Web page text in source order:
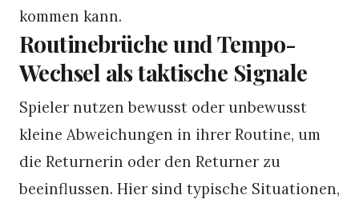
kommen kann.
Routinebrüche und Tempo-
Wechsel als taktische Signale
Spieler nutzen bewusst oder unbewusst
kleine Abweichungen in ihrer Routine, um
die Returnerin oder den Returner zu
beeinflussen. Hier sind typische Situationen,